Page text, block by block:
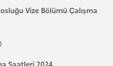
Vize Bölümü Çalışma